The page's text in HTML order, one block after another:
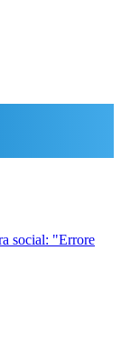
social: "Errore